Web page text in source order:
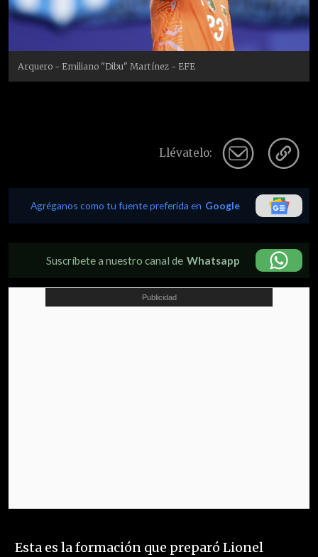
Arquero - Emiliano "Dibu" Martínez - EFE
Llévatelo:
Agréganos como tu fuente preferida en Google
Suscríbete a nuestro canal de Whatsapp
Esta es la formación que preparó Lionel